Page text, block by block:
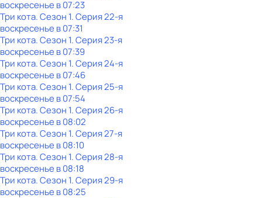
воскресенье в07:23
Три кота. Сезон 1. Серия 22-я
воскресенье в07:31
Три кота. Сезон 1. Серия 23-я
воскресенье в07:39
Три кота. Сезон 1. Серия 24-я
воскресенье в07:46
Три кота. Сезон 1. Серия 25-я
воскресенье в07:54
Три кота. Сезон 1. Серия 26-я
воскресенье в08:02
Три кота. Сезон 1. Серия 27-я
воскресенье в08:10
Три кота. Сезон 1. Серия 28-я
воскресенье в08:18
Три кота. Сезон 1. Серия 29-я
воскресенье в08:25